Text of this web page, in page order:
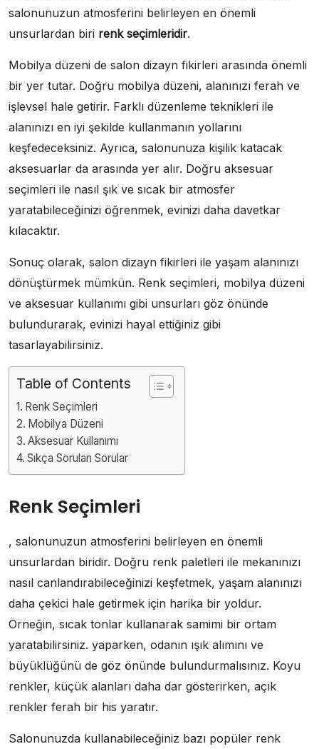
salonunuzun atmosferini belirleyen en önemli
unsurlardan biri renk seçimleridir.
Mobilya düzeni de salon dizayn fikirleri arasında önemli
bir yer tutar. Doğru mobilya düzeni, alanınızı ferah ve
işlevsel hale getirir. Farklı düzenleme teknikleri ile
alanınızı en iyi şekilde kullanmanın yollarını
keşfedeceksiniz. Ayrıca, salonunuza kişilik katacak
aksesuarlar da arasında yer alır. Doğru aksesuar
seçimleri ile nasıl şık ve sıcak bir atmosfer
yaratabileceğinizi öğrenmek, evinizi daha davetkar
kılacaktır.
Sonuç olarak, salon dizayn fikirleri ile yaşam alanınızı
dönüştürmek mümkün. Renk seçimleri, mobilya düzeni
ve aksesuar kullanımı gibi unsurları göz önünde
bulundurarak, evinizi hayal ettiğiniz gibi
tasarlayabilirsiniz.
Table of Contents
Renk Seçimleri
Mobilya Düzeni
Aksesuar Kullanımı
Sıkça Sorulan Sorular
Renk Seçimleri
, salonunuzun atmosferini belirleyen en önemli
unsurlardan biridir. Doğru renk paletleri ile mekanınızı
nasıl canlandırabileceğinizi keşfetmek, yaşam alanınızı
daha çekici hale getirmek için harika bir yoldur.
Örneğin, sıcak tonlar kullanarak samimi bir ortam
yaratabilirsiniz. yaparken, odanın ışık alımını ve
büyüklüğünü de göz önünde bulundurmalısınız. Koyu
renkler, küçük alanları daha dar gösterirken, açık
renkler ferah bir his yaratır.
Salonunuzda kullanabileceğiniz bazı popüler renk